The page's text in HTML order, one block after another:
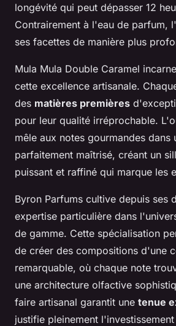
longévité qui peut dépasser 12
Contrairement à l'eau de parfum,
ses facettes de manière plus
Mula Mula Double Caramel
cette excellence artisanale.
des matières premières
pour leur qualité irréprochable.
mêle aux notes gourmandes dans
parfaitement maîtrisé, créant un
puissant et raffiné qui marque les
Byron Parfums cultive depuis ses
expertise particulière dans
de gamme. Cette spécialisation
de créer des compositions d'une
remarquable, où chaque note
une architecture olfactive
faire artisanal garantit une tenue
justifie pleinement